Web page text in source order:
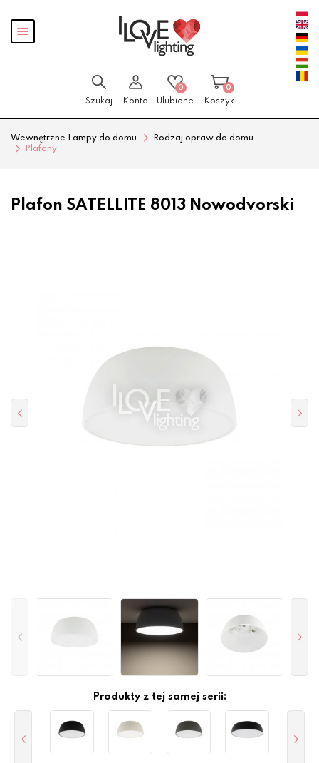
Pokaż
menu
Szukaj Konto
0
Ulubione
0
Koszyk
Wewnętrzne Lampy do domu
Rodzaj opraw do domu
Plafony
Plafon SATELLITE 8013 Nowodvorski
Produkty z tej samej serii: